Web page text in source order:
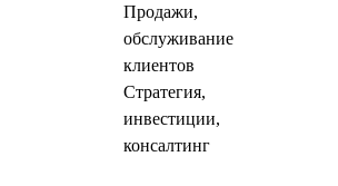
Продажи,
обслуживание
клиентов
Стратегия,
инвестиции,
консалтинг